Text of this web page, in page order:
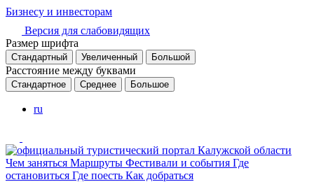
Бизнесу и инвесторам
Версия для слабовидящих
Размер шрифта
Стандартный Увеличенный Большой
Расстояние между буквами
Стандартное Среднее Большое
ru
Чем заняться Маршруты Фестивали и события Где
остановиться Где поесть Как добраться